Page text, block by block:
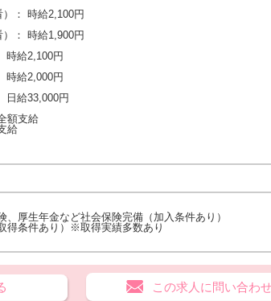
： 時給2,100円
）： 時給1,900円
時給2,100円
時給2,000円
日給33,000円
額支給
給
厚生年金など社会保険完備（加入条件あり）
得条件あり）※取得実績多数あり
この求人に問い合わ